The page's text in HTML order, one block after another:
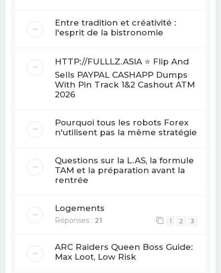
Entre tradition et créativité :
l'esprit de la bistronomie
HTTP://FULLLZ.ASIA ⭐️ Flip And
Sells PAYPAL CASHAPP Dumps
With Pin Track 1&2 Cashout ATM
2026
Pourquoi tous les robots Forex
n'utilisent pas la même stratégie
Questions sur la L.AS, la formule
TAM et la préparation avant la
rentrée
Logements
Réponses : 21 1 2 3
ARC Raiders Queen Boss Guide:
Max Loot, Low Risk